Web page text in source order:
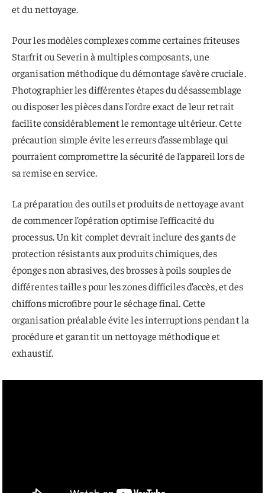
et du nettoyage.
Pour les modèles complexes comme certaines friteuses
Starfrit ou Severin à multiples composants, une
organisation méthodique du démontage s’avère cruciale.
Photographier les différentes étapes du désassemblage
ou disposer les pièces dans l’ordre exact de leur retrait
facilite considérablement le remontage ultérieur. Cette
précaution simple évite les erreurs d’assemblage qui
pourraient compromettre la sécurité de l’appareil lors de
sa remise en service.
La préparation des outils et produits de nettoyage avant
de commencer l’opération optimise l’efficacité du
processus. Un kit complet devrait inclure des gants de
protection résistants aux produits chimiques, des
éponges non abrasives, des brosses à poils souples de
différentes tailles pour les zones difficiles d’accès, et des
chiffons microfibre pour le séchage final. Cette
organisation préalable évite les interruptions pendant la
procédure et garantit un nettoyage méthodique et
exhaustif.